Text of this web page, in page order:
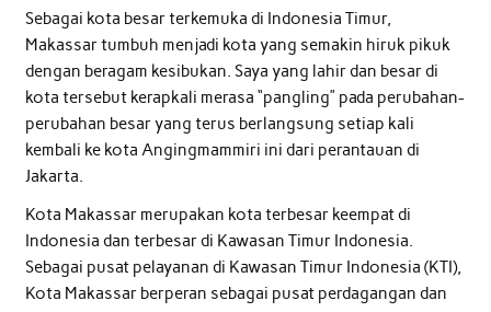
Sebagai kota besar terkemuka di Indonesia Timur,
Makassar tumbuh menjadi kota yang semakin hiruk pikuk
dengan beragam kesibukan. Saya yang lahir dan besar di
kota tersebut kerapkali merasa “pangling” pada perubahan-
perubahan besar yang terus berlangsung setiap kali
kembali ke kota Angingmammiri ini dari perantauan di
Jakarta.
Kota Makassar merupakan kota terbesar keempat di
Indonesia dan terbesar di Kawasan Timur Indonesia.
Sebagai pusat pelayanan di Kawasan Timur Indonesia (KTI),
Kota Makassar berperan sebagai pusat perdagangan dan